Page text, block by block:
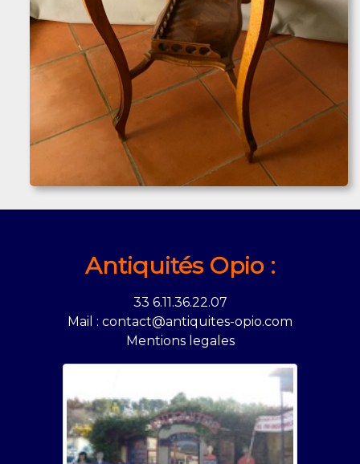
Antiquités Opio :
33 6.11.36.22.07
Mail : contact@antiquites-opio.com
Mentions legales